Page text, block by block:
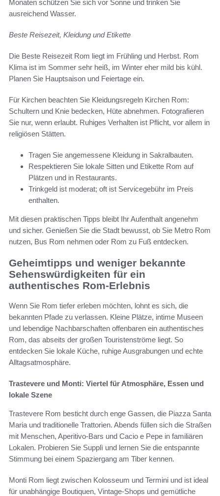
Monaten schützen Sie sich vor Sonne und trinken Sie
ausreichend Wasser.
Beste Reisezeit, Kleidung und Etikette
Die Beste Reisezeit Rom liegt im Frühling und Herbst. Rom
Klima ist im Sommer sehr heiß, im Winter eher mild bis kühl.
Planen Sie Hauptsaison und Feiertage ein.
Für Kirchen beachten Sie Kleidungsregeln Kirchen Rom:
Schultern und Knie bedecken, Hüte abnehmen. Fotografieren
Sie nur, wenn erlaubt. Ruhiges Verhalten ist Pflicht, vor allem in
religiösen Stätten.
Tragen Sie angemessene Kleidung in Sakralbauten.
Respektieren Sie lokale Sitten und Etikette Rom auf
Plätzen und in Restaurants.
Trinkgeld ist moderat; oft ist Servicegebühr im Preis
enthalten.
Mit diesen praktischen Tipps bleibt Ihr Aufenthalt angenehm
und sicher. Genießen Sie die Stadt bewusst, ob Sie Metro Rom
nutzen, Bus Rom nehmen oder Rom zu Fuß entdecken.
Geheimtipps und weniger bekannte
Sehenswürdigkeiten für ein
authentisches Rom-Erlebnis
Wenn Sie Rom tiefer erleben möchten, lohnt es sich, die
bekannten Pfade zu verlassen. Kleine Plätze, intime Museen
und lebendige Nachbarschaften offenbaren ein authentisches
Rom, das abseits der großen Touristenströme liegt. So
entdecken Sie lokale Küche, ruhige Ausgrabungen und echte
Alltagsatmosphäre.
Trastevere und Monti: Viertel für Atmosphäre, Essen und
lokale Szene
Trastevere Rom besticht durch enge Gassen, die Piazza Santa
Maria und traditionelle Trattorien. Abends füllen sich die Straßen
mit Menschen, Aperitivo-Bars und Cacio e Pepe in familiären
Lokalen. Probieren Sie Supplì und lernen Sie die entspannte
Stimmung bei einem Spaziergang am Tiber kennen.
Monti Rom liegt zwischen Kolosseum und Termini und ist ideal
für unabhängige Boutiquen, Vintage-Shops und gemütliche